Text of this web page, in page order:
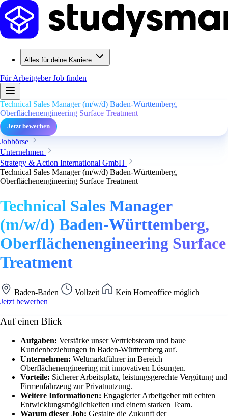
Alles für deine Karriere
Für ArbeitgeberJob finden
Technical Sales Manager (m/w/d) Baden-Württemberg,
Oberflächenengineering Surface Treatment
Jetzt bewerben
Jobbörse
Unternehmen
Strategy & Action International GmbH
Technical Sales Manager (m/w/d) Baden-Württemberg,
Oberflächenengineering Surface Treatment
Technical Sales Manager
(m/w/d) Baden-Württemberg,
Oberflächenengineering Surface
Treatment
Baden-Baden Vollzeit
Kein Homeoffice möglich
Jetzt bewerben
Auf einen Blick
Aufgaben: Verstärke unser Vertriebsteam und baue
Kundenbeziehungen in Baden-Württemberg auf.
Unternehmen: Weltmarktführer im Bereich
Oberflächenengineering mit innovativen Lösungen.
Vorteile: Sicherer Arbeitsplatz, leistungsgerechte Vergütung und
Firmenfahrzeug zur Privatnutzung.
Weitere Informationen: Engagierter Arbeitgeber mit echten
Entwicklungsmöglichkeiten und einem starken Team.
Warum dieser Job: Gestalte die Zukunft der